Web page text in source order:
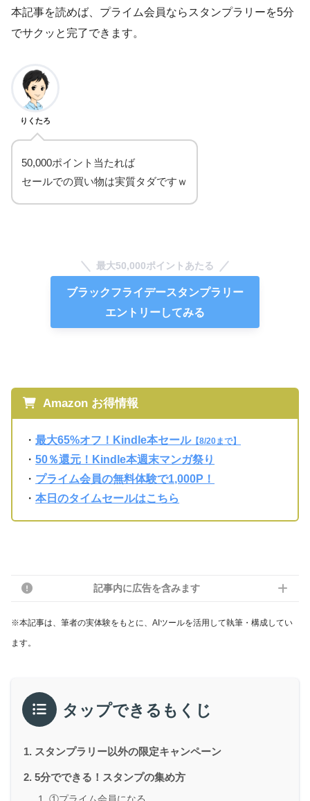
本記事を読めば、プライム会員ならスタンプラリーを5分
でサクッと完了できます。
りくたろ
50,000ポイント当たれば
セールでの買い物は実質タダですｗ
最大50,000ポイントあたる
ブラックフライデースタンプラリー
エントリーしてみる
Amazon お得情報
・最大65%オフ！Kindle本セール【8/20まで】
・50％還元！Kindle本週末マンガ祭り
・ プライム会員の無料体験で1,000P！
・本日のタイムセールはこちら
記事内に広告を含みます
※本記事は、筆者の実体験をもとに、AIツールを活用して執筆・構成してい
ます。
タップできるもくじ
スタンプラリー以外の限定キャンペーン
5分でできる！スタンプの集め方